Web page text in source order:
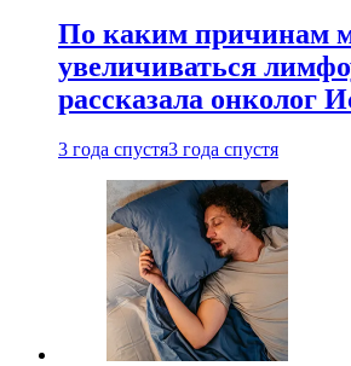
По каким причинам
увеличиваться
рассказала онколог
3 года спустя3 года спустя